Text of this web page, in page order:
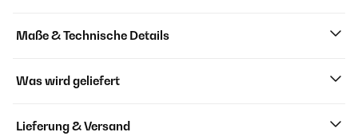
Maße & Technische Details
Was wird geliefert
Lieferung & Versand